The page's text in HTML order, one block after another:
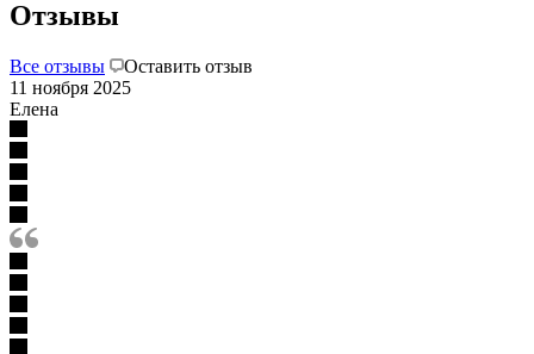
Отзывы
Все отзывы
Оставить отзыв
11 ноября 2025
Елена